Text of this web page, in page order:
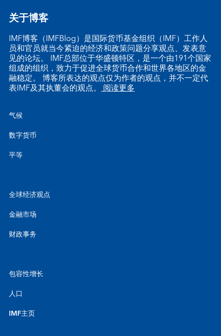
关于博客
IMF博客（IMFBlog）是国际货币基金组织（IMF）工作人
员和官员就当今紧迫的经济和政策问题分享观点、发表意
见的论坛。 IMF总部位于华盛顿特区，是一个由191个国家
组成的组织，致力于促进全球货币合作和世界各地区的金
融稳定。 博客所表达的观点仅为作者的观点，并不一定代
表IMF及其执董会的观点。 阅读更多
气候
数字货币
平等
全球经济观点
金融市场
财政事务
包容性增长
人口
IMF主页